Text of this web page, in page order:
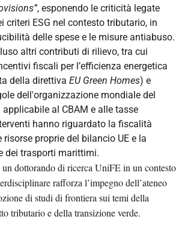
, esponendo le criticità legate
criteri ESG nel contesto tributario, in
delle spese e le misure antiabuso.
altri contributi di rilievo, tra cui
fiscali per l’efficienza energetica
della direttiva EU Green Homes) e
dell'organizzazione mondiale del
al CBAM e alle tasse
hanno riguardato la fiscalità
proprie del bilancio UE e la
dei trasporti marittimi.
dottorando di ricerca UniFE in un contesto
rafforza l’impegno dell’ateneo
di studi di frontiera sui temi della
tributario e della transizione verde.